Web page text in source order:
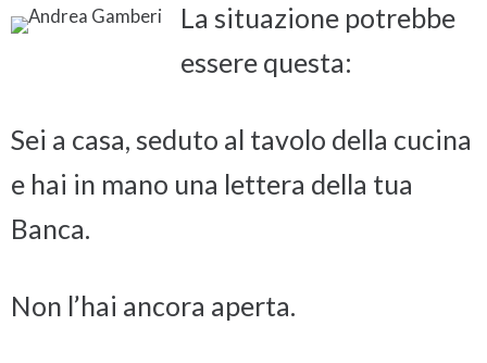
La situazione potrebbe
essere questa:
Sei a casa, seduto al tavolo della cucina
e hai in mano una lettera della tua
Banca.
Non l’hai ancora aperta.